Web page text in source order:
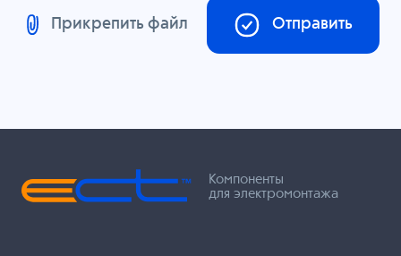
Прикрепить файл Отправить
Компоненты
для электромонтажа